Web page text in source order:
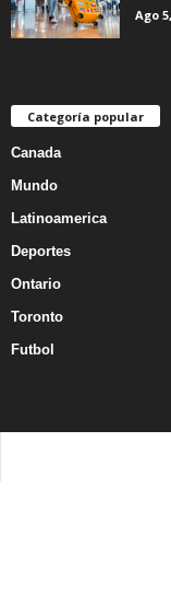
Ago
Categoría popular
Canada
Mundo
Latinoamerica
Deportes
Ontario
Toronto
Futbol